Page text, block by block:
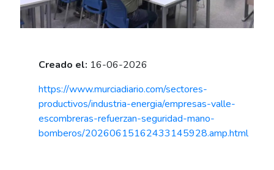
Creado el: 16-06-2026
https://www.murciadiario.com/sectores-
productivos/industria-energia/empresas-valle-
escombreras-refuerzan-seguridad-mano-
bomberos/20260615162433145928.amp.html